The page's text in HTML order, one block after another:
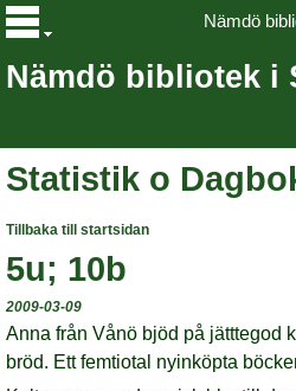
Nämdö bibliotek i
Nämdö
Statistik o
Tillbaka till startsidan
5u; 10b
2009-03-09
Anna från Vånö bjöd på jätttegod
bröd. Ett femtiotal nyinköpta